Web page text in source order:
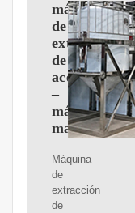
máquina
de
extracción
de
aceite
–
máquina
marachekku
Máquina
de
extracción
de